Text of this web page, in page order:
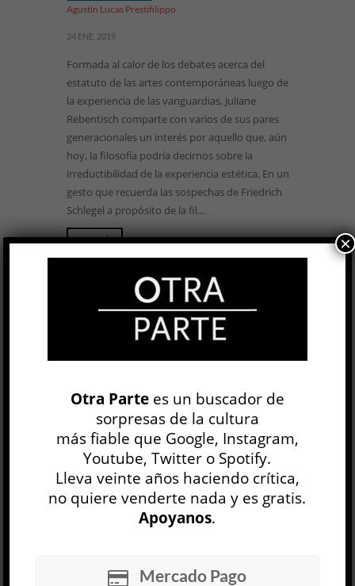
Agustín Lucas Prestifilippo
24 ENE, 2019
Formada al calor de los debates acerca del
estatuto de las artes contemporáneas luego de
la experiencia de las vanguardias, Juliane
Rebentisch comparte con varios de sus pares
generacionales un interés por aquello que, aún
hoy, la filosofía podría decirnos sobre la
irreductibilidad de la experiencia estética. En un
gesto que recuerda las sospechas de Friedrich
Schlegel a propósito de la fil...
LEER MÁS
BUSCAR
NEWSLETTER
OPEDICIÓN IMPRESA
Otra Partees un buscador de
sorpresas de la cultura
más fiable que Google, Instagram,
Youtube, Twitter o Spotify.
Lleva veinte años haciendo crítica,
no quiere venderte nada y es gratis.
Apoyanos.
Mercado Pago
×